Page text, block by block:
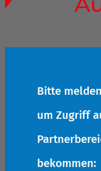
Bitte
um Zugriff
bekommen: